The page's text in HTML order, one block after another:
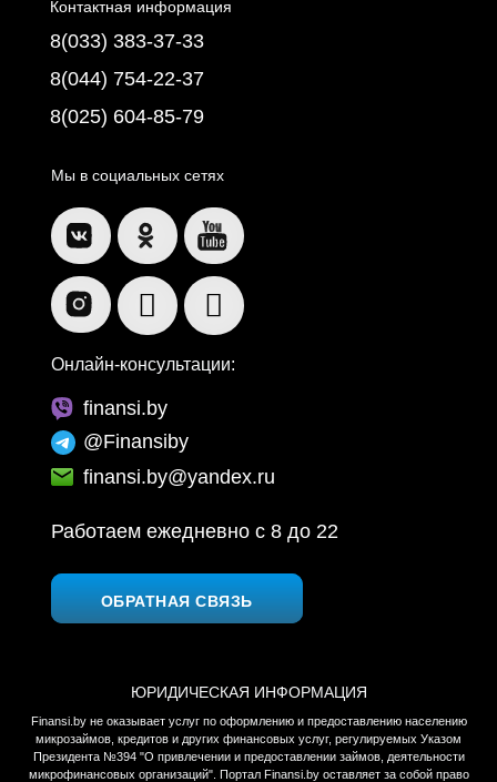
Контактная информация
8(033) 383-37-33
8(044) 754-22-37
8(025) 604-85-79
Мы в социальных сетях
Онлайн-консультации:
finansi.by
@Finansiby
finansi.by@yandex.ru
Работаем ежедневно c 8 до 22
ОБРАТНАЯ СВЯЗЬ
ЮРИДИЧЕСКАЯ ИНФОРМАЦИЯ
Finansi.by не оказывает услуг по оформлению и предоставлению населению
микрозаймов, кредитов и других финансовых услуг, регулируемых Указом
Президента №394 "О привлечении и предоставлении займов, деятельности
микрофинансовых организаций". Портал Finansi.by оставляет за собой право